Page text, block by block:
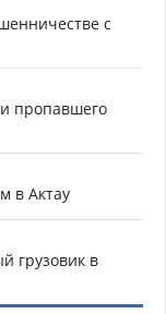
с
пропавшего
в Актау
грузовик в